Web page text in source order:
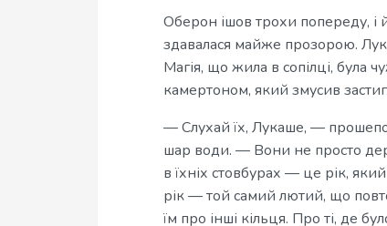
Оберон ішов трохи попереду, і
здавалася майже прозорою.
Магія, що жила в сопілці, була
камертоном, який змусив
— Слухай їх, Лукаше, —
шар води. — Вони не просто
в їхніх стовбурах — це рік,
рік — той самий лютий, що
їм про інші кільця. Про ті, де